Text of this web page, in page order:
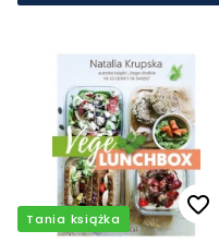
Tania książka